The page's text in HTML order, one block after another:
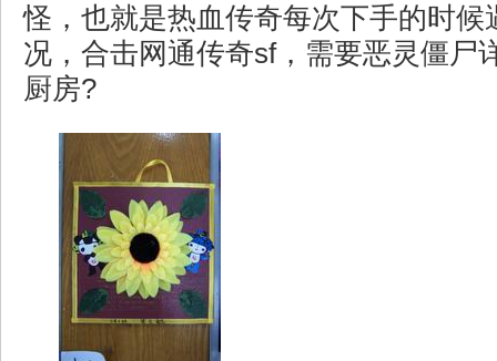
怪，也就是热血传奇每次下手的时候
况，合击网通传奇sf，需要恶灵僵尸
厨房?